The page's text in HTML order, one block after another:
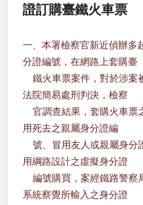
證訂購臺鐵火車票
一、本署檢察官新近偵辦多
分證編號，在網路上套購臺
鐵火車票案件，對於涉案
法院簡易處刑判決，檢察
官調查結果，套購火車票
用死去之親屬身分證編
號、冒用友人或親屬身分
用綱路設計之虛擬身分證
編號購買，案經鐵路警察
系統察覺所輸入之身分證